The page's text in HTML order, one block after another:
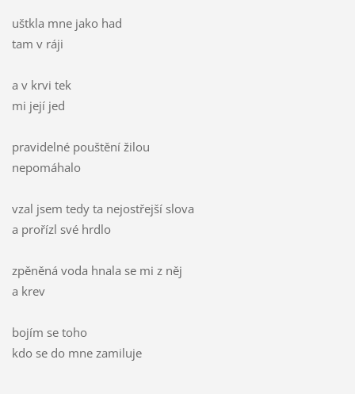
uštkla mne jako had
tam v ráji
a v krvi tek
mi její jed
pravidelné pouštění žilou
nepomáhalo
vzal jsem tedy ta nejostřejší slova
a prořízl své hrdlo
zpěněná voda hnala se mi z něj
a krev
bojím se toho
kdo se do mne zamiluje